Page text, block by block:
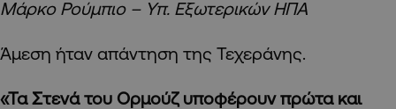
Μάρκο Ρούμπιο – Υπ. Εξωτερικών ΗΠΑ
Άμεση ήταν απάντηση της Τεχεράνης.
«Τα Στενά του Ορμούζ υποφέρουν πρώτα και